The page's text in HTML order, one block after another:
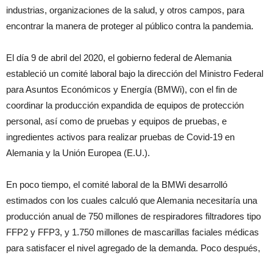
industrias, organizaciones de la salud, y otros campos, para
encontrar la manera de proteger al público contra la pandemia.
El día 9 de abril del 2020, el gobierno federal de Alemania
estableció un comité laboral bajo la dirección del Ministro Federal
para Asuntos Económicos y Energía (BMWi), con el fin de
coordinar la producción expandida de equipos de protección
personal, así como de pruebas y equipos de pruebas, e
ingredientes activos para realizar pruebas de Covid-19 en
Alemania y la Unión Europea (E.U.).
En poco tiempo, el comité laboral de la BMWi desarrolló
estimados con los cuales calculó que Alemania necesitaría una
producción anual de 750 millones de respiradores filtradores tipo
FFP2 y FFP3, y 1.750 millones de mascarillas faciales médicas
para satisfacer el nivel agregado de la demanda. Poco después,